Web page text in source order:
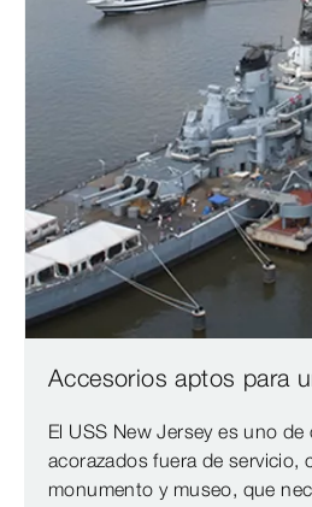
Accesorios aptos para
El USS New Jersey es uno de
acorazados fuera de servicio,
monumento y museo, que